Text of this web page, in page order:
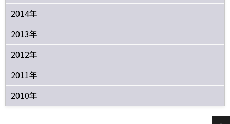
2014年
2013年
2012年
2011年
2010年